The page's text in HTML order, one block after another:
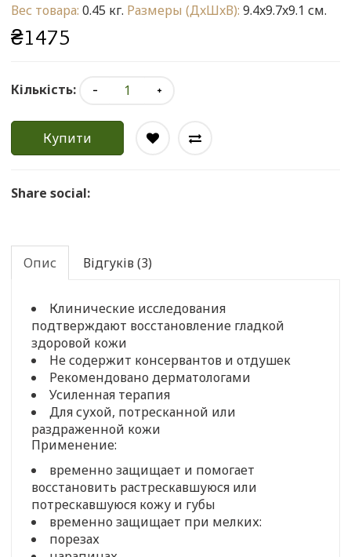
Вес товара: 0.45 кг. Размеры (ДxШxВ): 9.4x9.7x9.1 см.
₴1475
Кількість:
Купити
Share social:
Опис Відгуків (3)
Клинические исследования
подтверждают восстановление гладкой
здоровой кожи
Не содержит консервантов и отдушек
Рекомендовано дерматологами
Усиленная терапия
Для сухой, потресканной или
раздраженной кожи
Применение:
временно защищает и помогает
восстановить растрескавшуюся или
потрескавшуюся кожу и губы
временно защищает при мелких:
порезах